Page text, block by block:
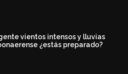
vientos intensos y lluvias
¿estás preparado?